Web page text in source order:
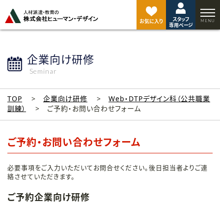
お気に入り
スタッフ
専用ページ
企業向け研修
Seminar
TOP 企業向け研修
Web・DTPデザイン科（公共職業
訓練）
ご予約・お問い合わせフォーム
ご予約・お問い合わせフォーム
必要事項をご入力いただいてお問合せください。後日担当者よりご連
絡させていただきます。
ご予約企業向け研修
ジ
ト